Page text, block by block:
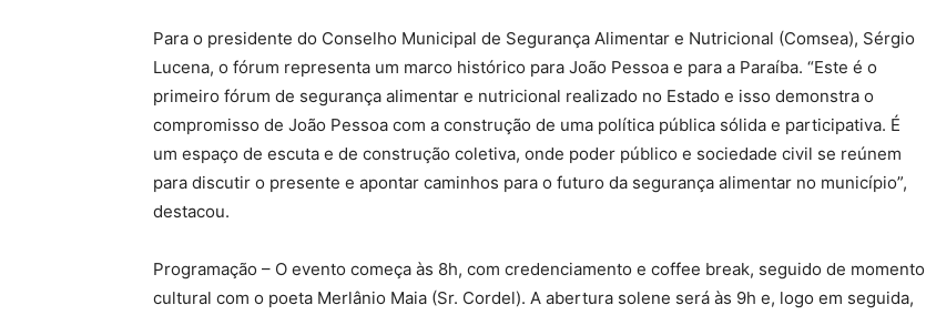
Para o presidente do Conselho Municipal de Segurança Alimentar e Nutricional (Comsea), Sérgio
Lucena, o fórum representa um marco histórico para João Pessoa e para a Paraíba. “Este é o
primeiro fórum de segurança alimentar e nutricional realizado no Estado e isso demonstra o
compromisso de João Pessoa com a construção de uma política pública sólida e participativa. É
um espaço de escuta e de construção coletiva, onde poder público e sociedade civil se reúnem
para discutir o presente e apontar caminhos para o futuro da segurança alimentar no município”,
destacou.
Programação – O evento começa às 8h, com credenciamento e coffee break, seguido de momento
cultural com o poeta Merlânio Maia (Sr. Cordel). A abertura solene será às 9h e, logo em seguida,